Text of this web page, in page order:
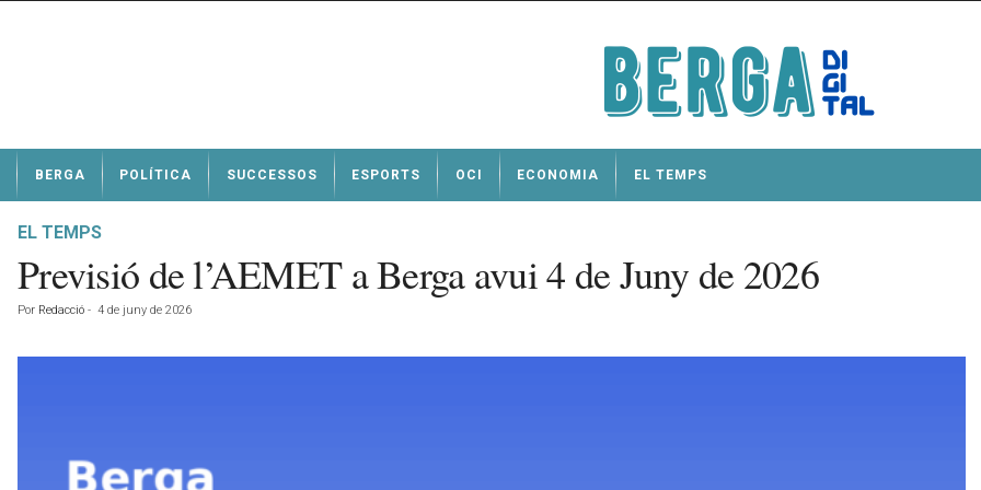
t
BERGA POLÍTICA SUCCESSOS ESPORTS OCI ECONOMIA EL TEMPS
EL TEMPS
Previsió de l’AEMET a Berga avui 4 de Juny de 2026
Por Redacció - 4 de juny de 2026